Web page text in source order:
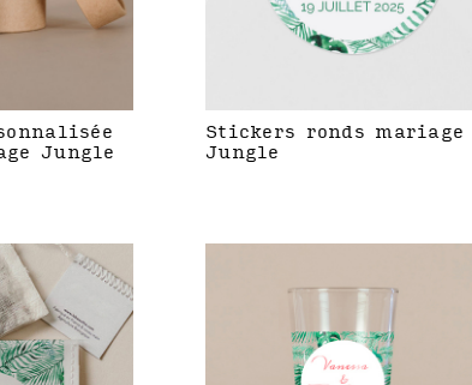
Jungle
Stickers ronds mariage
Jungle